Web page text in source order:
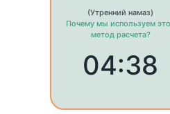
(Утренний намаз)
Почему мы используем
метод расчета?
04:38